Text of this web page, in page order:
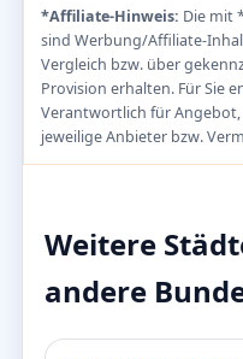
*Affiliate-Hinweis: Die mit
sind Werbung/Affiliate-
Vergleich bzw. über
Provision erhalten. Für Sie
Verantwortlich für Angebot,
jeweilige Anbieter bzw.
Weitere
andere